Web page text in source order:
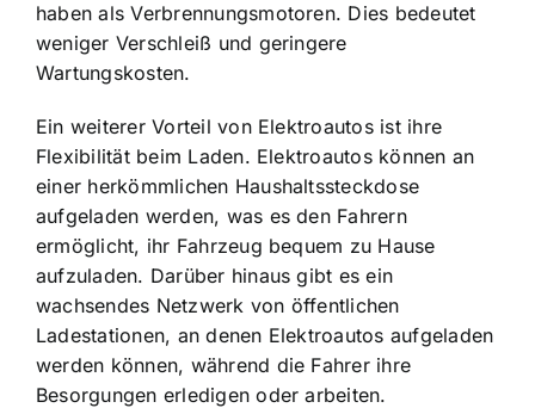
haben als Verbrennungsmotoren. Dies bedeutet
weniger Verschleiß und geringere
Wartungskosten.
Ein weiterer Vorteil von Elektroautos ist ihre
Flexibilität beim Laden. Elektroautos können an
einer herkömmlichen Haushaltssteckdose
aufgeladen werden, was es den Fahrern
ermöglicht, ihr Fahrzeug bequem zu Hause
aufzuladen. Darüber hinaus gibt es ein
wachsendes Netzwerk von öffentlichen
Ladestationen, an denen Elektroautos aufgeladen
werden können, während die Fahrer ihre
Besorgungen erledigen oder arbeiten.